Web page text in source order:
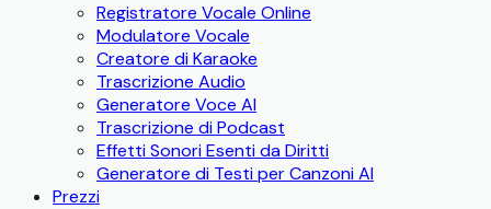
Registratore Vocale Online
Modulatore Vocale
Creatore di Karaoke
Trascrizione Audio
Generatore Voce AI
Trascrizione di Podcast
Effetti Sonori Esenti da Diritti
Generatore di Testi per Canzoni AI
Prezzi